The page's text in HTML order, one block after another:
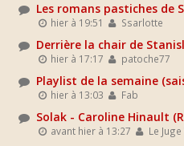
Les romans pastiches de
hier à 19:51 Ssarlotte
Derrière la chair de
hier à 17:17 patoche77
Playlist de la semaine
hier à 13:03 Fab
Solak - Caroline Hinault
avant hier à 13:27 Le